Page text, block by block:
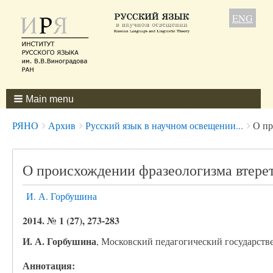
ENG
Main menu
Breadcrumbs
You
РЯНО Архив Русский язык в научном освещении... О
О происхождении фразеологизма
И. А. Горбушина
2014. № 1 (27), 273-283
И. А. Горбушина, Московский педагогический
Аннотация: